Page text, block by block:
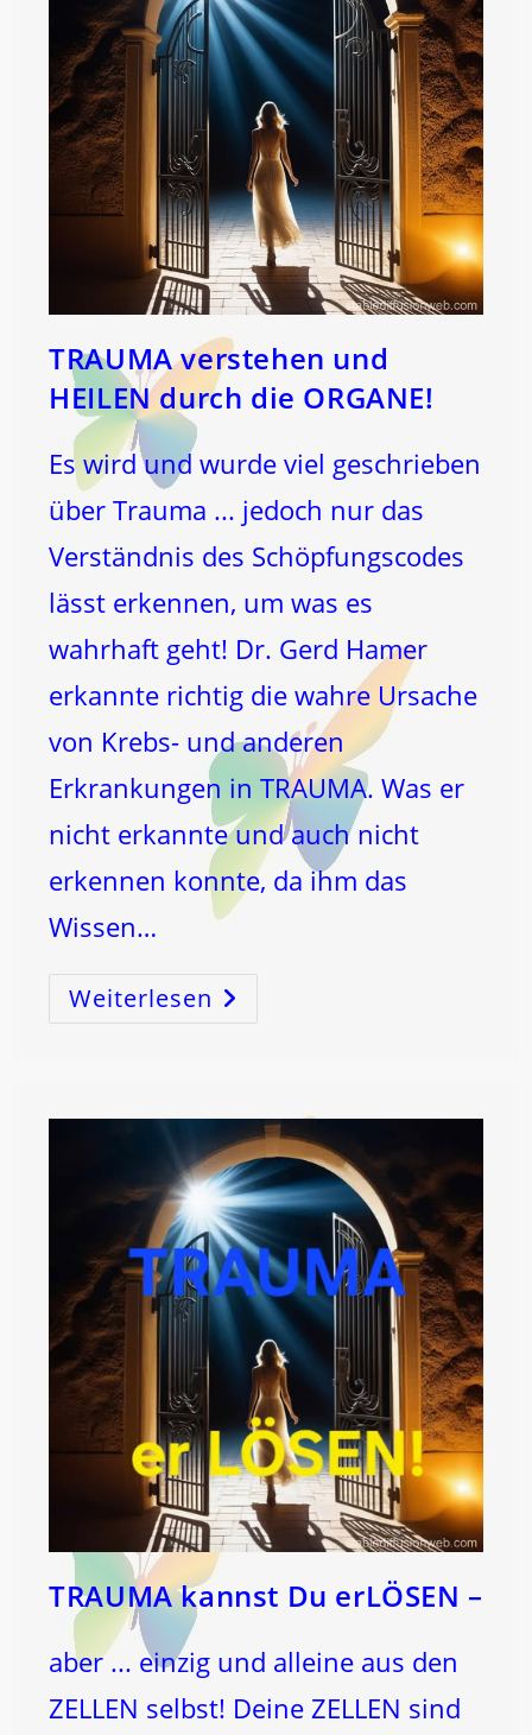
TRAUMA verstehen und
HEILEN durch die ORGANE!
Es wird und wurde viel geschrieben
über Trauma ... jedoch nur das
Verständnis des Schöpfungscodes
lässt erkennen, um was es
wahrhaft geht! Dr. Gerd Hamer
erkannte richtig die wahre Ursache
von Krebs- und anderen
Erkrankungen in TRAUMA. Was er
nicht erkannte und auch nicht
erkennen konnte, da ihm das
Wissen…
Weiterlesen TRAUMA
Verstehen
Und
TRAUMA kannst Du erLÖSEN –
aber ... einzig und alleine aus den
ZELLEN selbst! Deine ZELLEN sind